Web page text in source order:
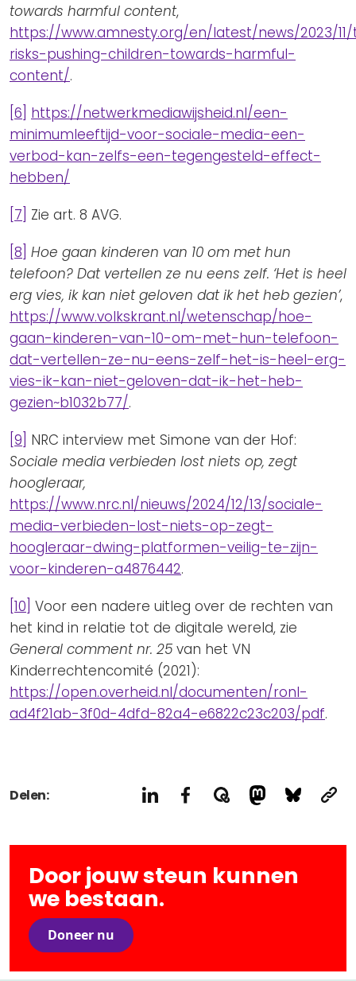
towards harmful content,
https://www.amnesty.org/en/latest/news/2023/
risks-pushing-children-towards-harmful-
content/.
[6] https://netwerkmediawijsheid.nl/een-
minimumleeftijd-voor-sociale-media-een-
verbod-kan-zelfs-een-tegengesteld-effect-
hebben/
[7] Zie art. 8 AVG.
[8] Hoe gaan kinderen van 10 om met hun
telefoon? Dat vertellen ze nu eens zelf. ‘Het is heel
erg vies, ik kan niet geloven dat ik het heb gezien’,
https://www.volkskrant.nl/wetenschap/hoe-
gaan-kinderen-van-10-om-met-hun-telefoon-
dat-vertellen-ze-nu-eens-zelf-het-is-heel-erg-
vies-ik-kan-niet-geloven-dat-ik-het-heb-
gezien~b1032b77/.
[9] NRC interview met Simone van der Hof:
Sociale media verbieden lost niets op, zegt
hoogleraar,
https://www.nrc.nl/nieuws/2024/12/13/sociale-
media-verbieden-lost-niets-op-zegt-
hoogleraar-dwing-platformen-veilig-te-zijn-
voor-kinderen-a4876442.
[10] Voor een nadere uitleg over de rechten van
het kind in relatie tot de digitale wereld, zie
General comment nr. 25 van het VN
Kinderrechtencomité (2021):
https://open.overheid.nl/documenten/ronl-
ad4f21ab-3f0d-4dfd-82a4-e6822c23c203/pdf.
Delen:
Door jouw steun kunnen
we bestaan.
Doneer nu